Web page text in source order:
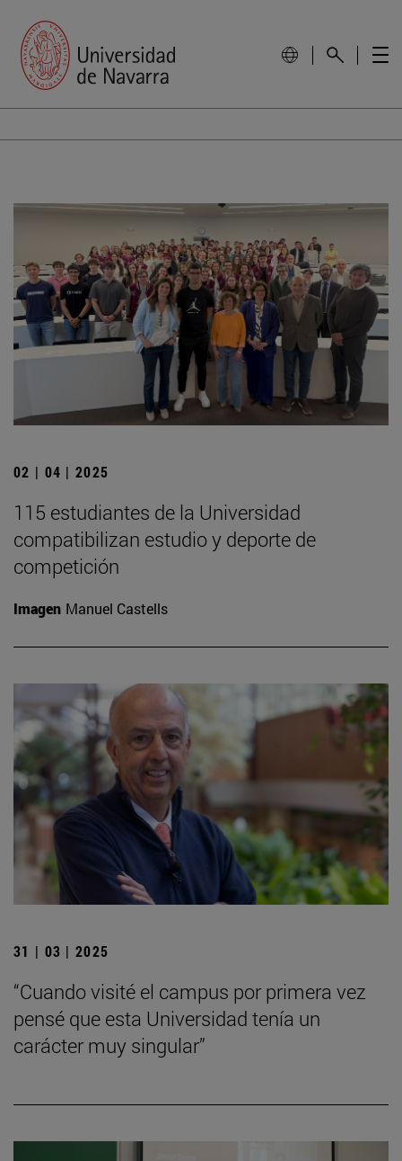
02 | 04 | 2025
115 estudiantes de la Universidad
compatibilizan estudio y deporte de
competición
Imagen Manuel Castells
31 | 03 | 2025
“Cuando visité el campus por primera vez
pensé que esta Universidad tenía un
carácter muy singular”